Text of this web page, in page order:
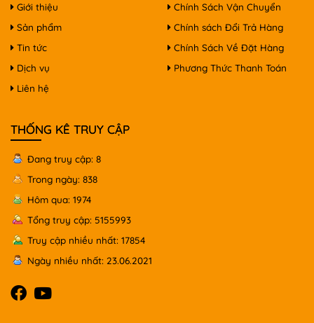
Giới thiệu
Sản phẩm
Tin tức
Dịch vụ
Liên hệ
Chính Sách Vận Chuyển
Chính sách Đổi Trả Hàng
Chính Sách Về Đặt Hàng
Phương Thức Thanh Toán
THỐNG KÊ TRUY CẬP
Đang truy cập: 8
Trong ngày: 838
Hôm qua: 1974
Tổng truy cập: 5155993
Truy cập nhiều nhất: 17854
Ngày nhiều nhất: 23.06.2021